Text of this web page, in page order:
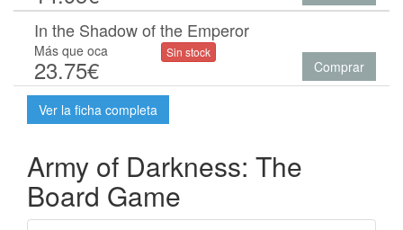
In the Shadow of the Emperor
Más que oca
23.75€
Sin stock
Comprar
Ver la ficha completa
Army of Darkness: The
Board Game